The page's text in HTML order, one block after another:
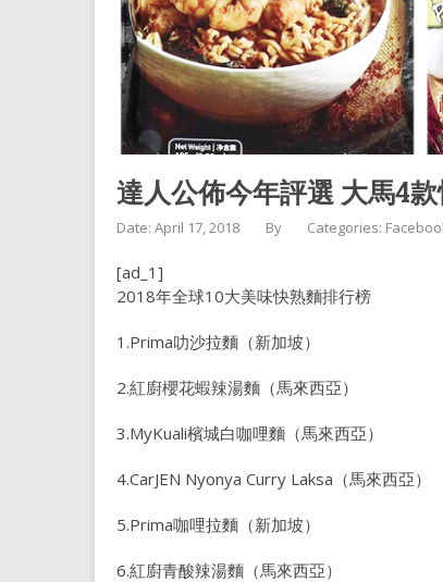
達人公佈今年評選 大馬4
Date: April 17, 2018 By Categories:
[ad_1]
2018年全球10大美味快熟麵排行榜
1.Prima叻沙拉麵（新加坡）
2.紅廚櫻花蝦辣湯麵（馬來西亞）
3.MyKuali檳城白咖哩麵（馬來西亞）
4.CarJEN Nyonya Curry Laksa（馬來西亞）
5.Prima咖哩拉麵（新加坡）
6.紅廚青酸辣湯麵（馬來西亞）